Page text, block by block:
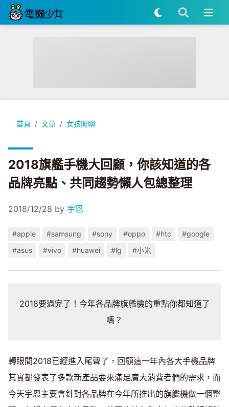
首頁 文章 女孩閒聊
2018旗艦手機大回顧，你該知道的各品牌亮點、共同趨勢懶人
2018旗艦手機大回顧，你該知道的各
品牌亮點、共同趨勢懶人包總整理
2018/12/28 by 宇恩
#apple #samsung #sony #oppo #htc
#google
#asus
#vivo #huawei #lg #小米
2018要過完了！今年各品牌旗艦機的重點你都知道了
嗎？
轉眼間2018已經進入尾聲了，回顧這一年內各大手機品牌
其實都發表了多款新產品要來滿足廣大消費者們的需求，而
今天宇恩主要會針對各品牌在今年所推出的旗艦機做一個整